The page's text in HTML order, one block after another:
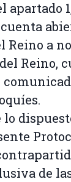
Reino a
Reino,
de